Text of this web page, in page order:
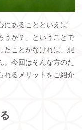
にあることといえば
うか？」ということで
たことがなければ、想
。今回はそんな方のた
れるメリットをご紹介